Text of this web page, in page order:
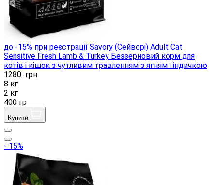
до -15% при реєстрації Savory (Сейворі) Adult Cat
Sensitive Fresh Lamb & Turkey Беззерновий корм для
котів і кішок з чутливим травленням з ягням і індичкою
1280 грн
8 кг
2 кг
400 гр
Купити
- 15%